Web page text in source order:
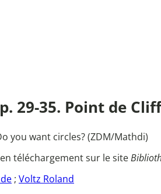
29-35. Point de
you want circles? (ZDM/Mathdi)
téléchargement sur le site
; Voltz Roland